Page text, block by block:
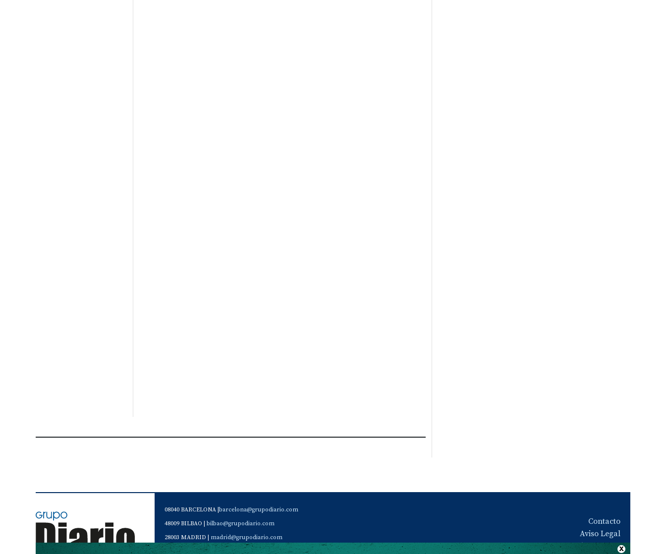
08040 BARCELONA | barcelona@grupodiario.com
48009 BILBAO | bilbao@grupodiario.com
28003 MADRID | madrid@grupodiario.com
46120 Alboraya. VALENCIA |
valencia@grupodiario.com
Contacto
Aviso Legal
Quiénes somos